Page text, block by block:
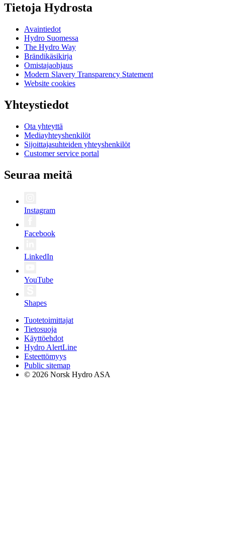
Tietoja Hydrosta
Avaintiedot
Hydro Suomessa
The Hydro Way
Brändikäsikirja
Omistajaohjaus
Modern Slavery Transparency Statement
Website cookies
Yhteystiedot
Ota yhteyttä
Mediayhteyshenkilöt
Sijoittajasuhteiden yhteyshenkilöt
Customer service portal
Seuraa meitä
Instagram
Facebook
LinkedIn
YouTube
Shapes
Tuotetoimittajat
Tietosuoja
Käyttöehdot
Hydro AlertLine
Esteettömyys
Public sitemap
© 2026 Norsk Hydro ASA